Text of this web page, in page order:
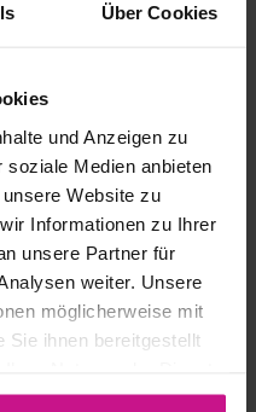
Über Cookies
und Anzeigen zu
soziale Medien anbieten
Website zu
Informationen zu Ihrer
unsere Partner für
weiter. Unsere
möglicherweise mit
Sie ihnen bereitgestellt